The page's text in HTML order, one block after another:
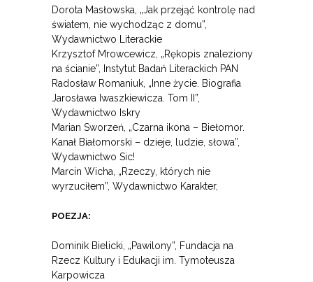
Dorota Masłowska, „Jak przejąć kontrolę nad
światem, nie wychodząc z domu”,
Wydawnictwo Literackie
Krzysztof Mrowcewicz, „Rękopis znaleziony
na ścianie”, Instytut Badań Literackich PAN
Radosław Romaniuk, „Inne życie. Biografia
Jarosława Iwaszkiewicza. Tom II”,
Wydawnictwo Iskry
Marian Sworzeń, „Czarna ikona – Biełomor.
Kanał Białomorski – dzieje, ludzie, słowa”,
Wydawnictwo Sic!
Marcin Wicha, „Rzeczy, których nie
wyrzuciłem”, Wydawnictwo Karakter,
POEZJA:
Dominik Bielicki, „Pawilony”, Fundacja na
Rzecz Kultury i Edukacji im. Tymoteusza
Karpowicza